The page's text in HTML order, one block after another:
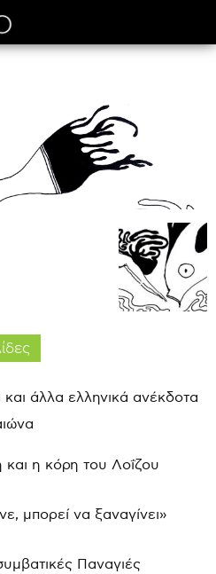
και άλλα ελληνικά ανέκδοτα
η κόρη του Λοΐζου
μπορεί να ξαναγίνει»
Παναγιές